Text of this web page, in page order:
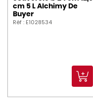
cm 5 L Alchimy De
Buyer
Réf : E1028534